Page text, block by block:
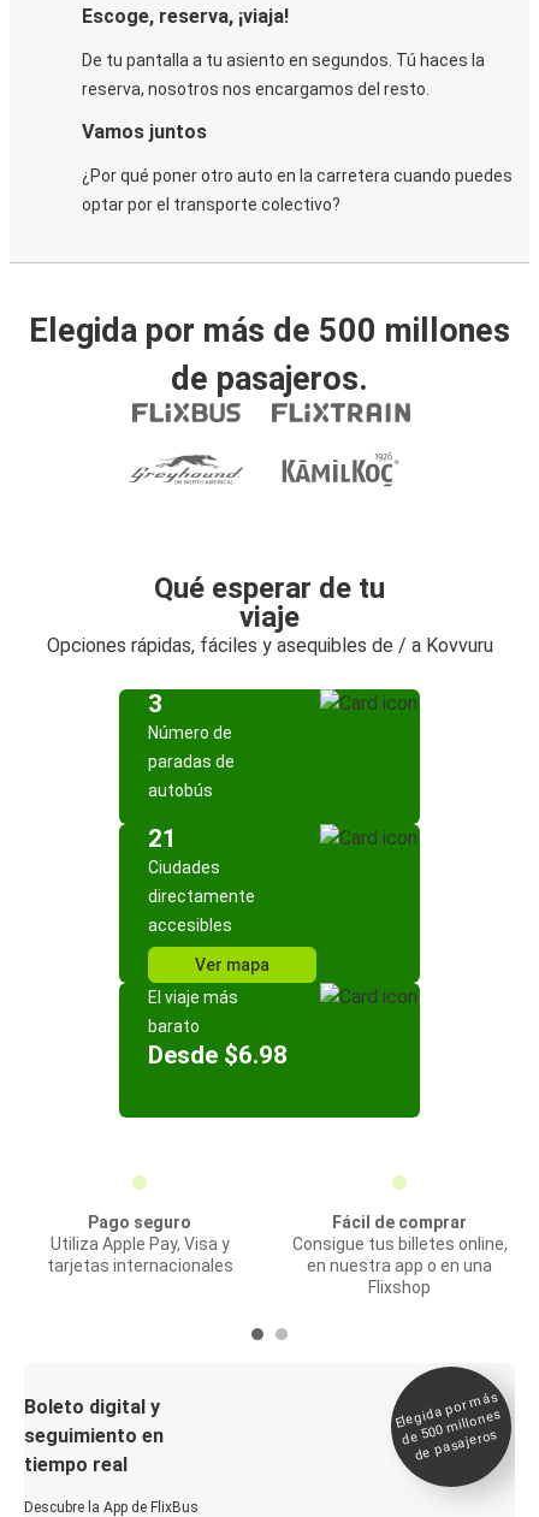
Escoge, reserva, ¡viaja!
De tu pantalla a tu asiento en segundos. Tú haces la
reserva, nosotros nos encargamos del resto.
Vamos juntos
¿Por qué poner otro auto en la carretera cuando puedes
optar por el transporte colectivo?
Elegida por más de 500 millones
de pasajeros.
Qué esperar de tu
viaje
Opciones rápidas, fáciles y asequibles de / a Kovvuru
3
Número de
paradas de
autobús
21
Ciudades
directamente
accesibles
Ver mapa
El viaje más
barato
Desde $6.98
Pago seguro
Utiliza Apple Pay, Visa y
tarjetas internacionales
Fácil de comprar
Consigue tus billetes online,
en nuestra app o en una
Flixshop
Boleto digital y
seguimiento en
tiempo real
Descubre la App de FlixBus
Elegida por
más
de 500
millones
de pasajeros